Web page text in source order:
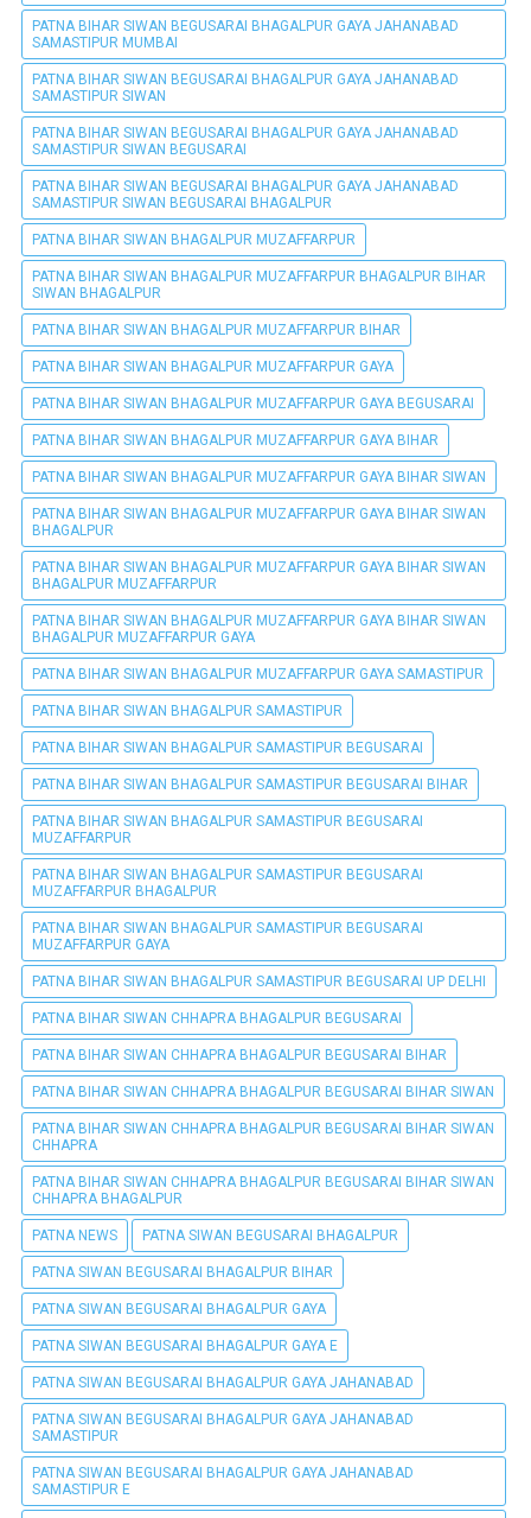
PATNA BIHAR SIWAN BEGUSARAI BHAGALPUR GAYA JAHANABAD
SAMASTIPUR MUMBAI
PATNA BIHAR SIWAN BEGUSARAI BHAGALPUR GAYA JAHANABAD
SAMASTIPUR SIWAN
PATNA BIHAR SIWAN BEGUSARAI BHAGALPUR GAYA JAHANABAD
SAMASTIPUR SIWAN BEGUSARAI
PATNA BIHAR SIWAN BEGUSARAI BHAGALPUR GAYA JAHANABAD
SAMASTIPUR SIWAN BEGUSARAI BHAGALPUR
PATNA BIHAR SIWAN BHAGALPUR MUZAFFARPUR
PATNA BIHAR SIWAN BHAGALPUR MUZAFFARPUR BHAGALPUR BIHAR
SIWAN BHAGALPUR
PATNA BIHAR SIWAN BHAGALPUR MUZAFFARPUR BIHAR
PATNA BIHAR SIWAN BHAGALPUR MUZAFFARPUR GAYA
PATNA BIHAR SIWAN BHAGALPUR MUZAFFARPUR GAYA BEGUSARAI
PATNA BIHAR SIWAN BHAGALPUR MUZAFFARPUR GAYA BIHAR
PATNA BIHAR SIWAN BHAGALPUR MUZAFFARPUR GAYA BIHAR SIWAN
PATNA BIHAR SIWAN BHAGALPUR MUZAFFARPUR GAYA BIHAR SIWAN
BHAGALPUR
PATNA BIHAR SIWAN BHAGALPUR MUZAFFARPUR GAYA BIHAR SIWAN
BHAGALPUR MUZAFFARPUR
PATNA BIHAR SIWAN BHAGALPUR MUZAFFARPUR GAYA BIHAR SIWAN
BHAGALPUR MUZAFFARPUR GAYA
PATNA BIHAR SIWAN BHAGALPUR MUZAFFARPUR GAYA SAMASTIPUR
PATNA BIHAR SIWAN BHAGALPUR SAMASTIPUR
PATNA BIHAR SIWAN BHAGALPUR SAMASTIPUR BEGUSARAI
PATNA BIHAR SIWAN BHAGALPUR SAMASTIPUR BEGUSARAI BIHAR
PATNA BIHAR SIWAN BHAGALPUR SAMASTIPUR BEGUSARAI
MUZAFFARPUR
PATNA BIHAR SIWAN BHAGALPUR SAMASTIPUR BEGUSARAI
MUZAFFARPUR BHAGALPUR
PATNA BIHAR SIWAN BHAGALPUR SAMASTIPUR BEGUSARAI
MUZAFFARPUR GAYA
PATNA BIHAR SIWAN BHAGALPUR SAMASTIPUR BEGUSARAI UP DELHI
PATNA BIHAR SIWAN CHHAPRA BHAGALPUR BEGUSARAI
PATNA BIHAR SIWAN CHHAPRA BHAGALPUR BEGUSARAI BIHAR
PATNA BIHAR SIWAN CHHAPRA BHAGALPUR BEGUSARAI BIHAR SIWAN
PATNA BIHAR SIWAN CHHAPRA BHAGALPUR BEGUSARAI BIHAR SIWAN
CHHAPRA
PATNA BIHAR SIWAN CHHAPRA BHAGALPUR BEGUSARAI BIHAR SIWAN
CHHAPRA BHAGALPUR
PATNA NEWS PATNA SIWAN BEGUSARAI BHAGALPUR
PATNA SIWAN BEGUSARAI BHAGALPUR BIHAR
PATNA SIWAN BEGUSARAI BHAGALPUR GAYA
PATNA SIWAN BEGUSARAI BHAGALPUR GAYA E
PATNA SIWAN BEGUSARAI BHAGALPUR GAYA JAHANABAD
PATNA SIWAN BEGUSARAI BHAGALPUR GAYA JAHANABAD
SAMASTIPUR
PATNA SIWAN BEGUSARAI BHAGALPUR GAYA JAHANABAD
SAMASTIPUR E